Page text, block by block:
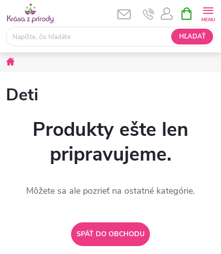
obsah
HĽADAŤ
KOŠÍK
Deti
Produkty ešte len
pripravujeme.
Môžete sa ale pozrieť na ostatné kategórie.
SPÄŤ DO OBCHODU